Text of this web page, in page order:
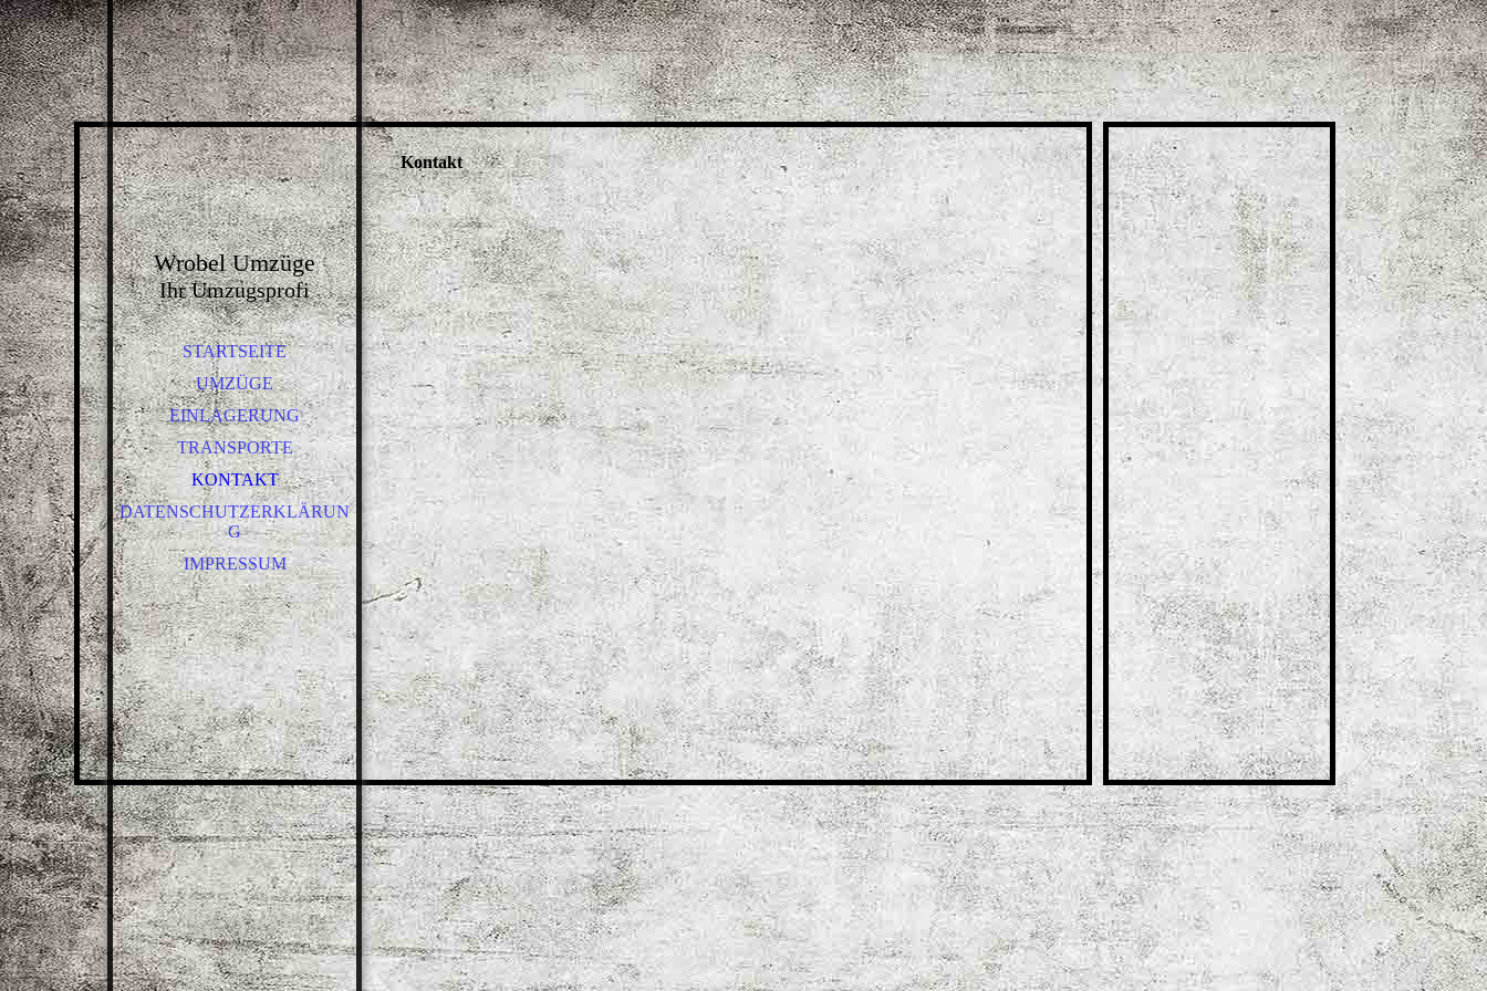
Wrobel Umzüge
Ihr Umzugsprofi
STARTSEITE
UMZÜGE
EINLAGERUNG
TRANSPORTE
KONTAKT
DATENSCHUTZERKLÄRUN
G
IMPRESSUM
Kontakt